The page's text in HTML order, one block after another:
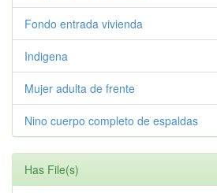
Fondo entrada vivienda
Indigena
Mujer adulta de frente
Nino cuerpo completo de espaldas
Has File(s)